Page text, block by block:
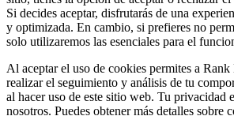
Si decides aceptar, disfrutarás de una
y optimizada. En cambio, si prefieres no
solo utilizaremos las esenciales para el
Al aceptar el uso de cookies permites a
realizar el seguimiento y análisis de tu
al hacer uso de este sitio web. Tu privacidad
nosotros. Puedes obtener más detalles sobre